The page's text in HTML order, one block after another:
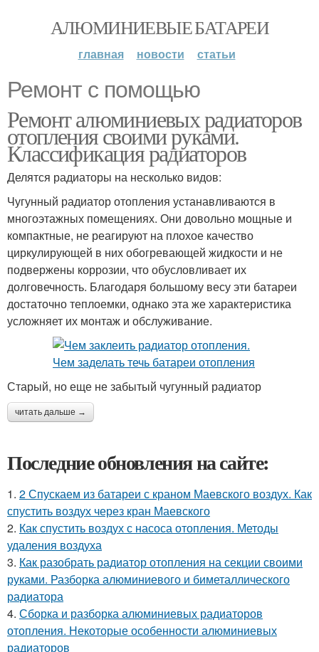
АЛЮМИНИЕВЫЕ БАТАРЕИ
главная новости статьи
Ремонт с помощью
Ремонт алюминиевых радиаторов
отопления своими руками.
Классификация радиаторов
Делятся радиаторы на несколько видов:
Чугунный радиатор отопления устанавливаются в
многоэтажных помещениях. Они довольно мощные и
компактные, не реагируют на плохое качество
циркулирующей в них обогревающей жидкости и не
подвержены коррозии, что обусловливает их
долговечность. Благодаря большому весу эти батареи
достаточно теплоемки, однако эта же характеристика
усложняет их монтаж и обслуживание.
Старый, но еще не забытый чугунный радиатор
читать дальше →
Последние обновления на сайте:
1. 2 Спускаем из батареи с краном Маевского воздух. Как
спустить воздух через кран Маевского
2. Как спустить воздух с насоса отопления. Методы
удаления воздуха
3. Как разобрать радиатор отопления на секции своими
руками. Разборка алюминиевого и биметаллического
радиатора
4. Сборка и разборка алюминиевых радиаторов
отопления. Некоторые особенности алюминиевых
радиаторов